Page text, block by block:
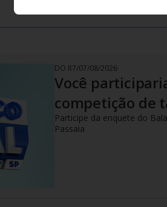
DO R7/07/08/2026
Você
competição de
Participe da enquete do
Passaia